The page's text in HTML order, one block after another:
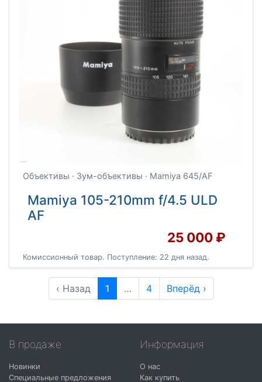
Объективы · Зум-объективы · Mamiya 645/AF
Mamiya 105-210mm f/4.5 ULD
AF
25 000 ₽
Комиссионный товар. Поступление: 22 дня назад.
‹ Назад 1 … 4 Вперёд ›
В продаже
Новинки
Специальные предложения
Информация
О нас
Как купить